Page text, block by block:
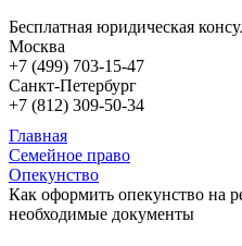
Бесплатная юридическая
Москва
+7 (499) 703-15-47
Санкт-Петербург
+7 (812) 309-50-34
Главная
Семейное право
Опекунство
Как оформить опекунство на
необходимые документы